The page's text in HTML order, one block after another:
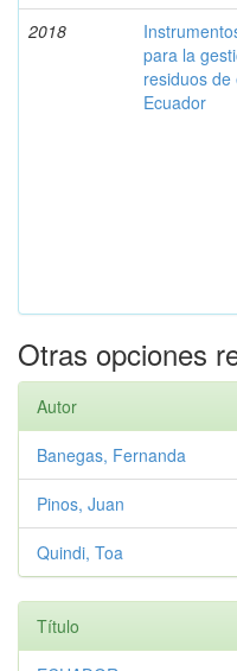
2018
para la
residuos de
Ecuador
Otras opciones
Autor
Banegas, Fernanda
Pinos, Juan
Quindi, Toa
Título